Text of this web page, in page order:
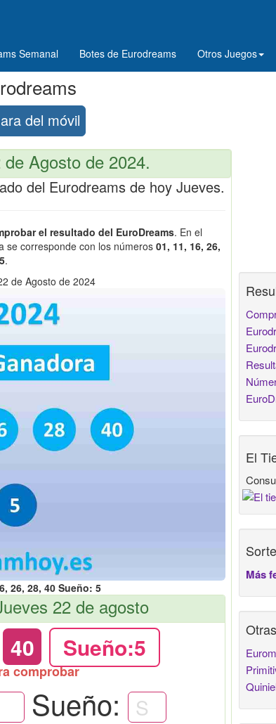
Semanal Botes de Eurodreams Otros Juegos
del móvil
Agosto de 2024.
del Eurodreams de hoy Jueves.
el resultado del EuroDreams. En el
se corresponde con los números 01, 11, 16, 26,
5.
de Agosto de 2024
26, 28, 40 Sueño: 5
22 de agosto
40 Sueño:5
comprobar
Sueño:
El
Más